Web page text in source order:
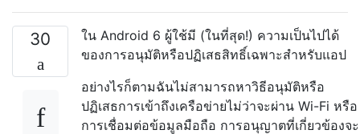
30
ใน Android 6 ผู้ใช้มี (ในที่สุด!) ความเป็นไปได้
ของการอนุมัติหรือปฏิเสธสิทธิ์เฉพาะสำหรับแอป
อย่างไรก็ตามฉันไม่สามารถหาวิธีอนุมัติหรือ
ปฏิเสธการเข้าถึงเครือข่ายไม่ว่าจะผ่าน Wi-Fi หรือ
การเชื่อมต่อข้อมูลมือถือ การอนุญาตที่เกี่ยวข้องจะ